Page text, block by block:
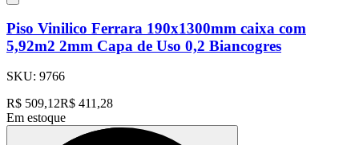
Piso Vinilico Ferrara 190x1300mm caixa com
5,92m2 2mm Capa de Uso 0,2 Biancogres
SKU: 9766
R$ 509,12R$ 411,28
Em estoque